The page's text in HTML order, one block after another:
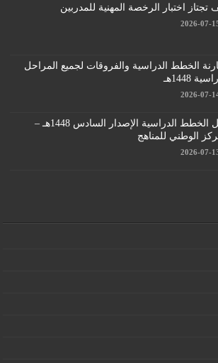
تجتاز اختبار الرخصة المهنية للمدربين
2026-07-
الخطط الدراسية والفروقات لجميع المراحل
1448هـ
2026-07-
دليل الخطط الدراسية الإصدار السادس 1448هـ –
الوطني للمناهج
2026-07-